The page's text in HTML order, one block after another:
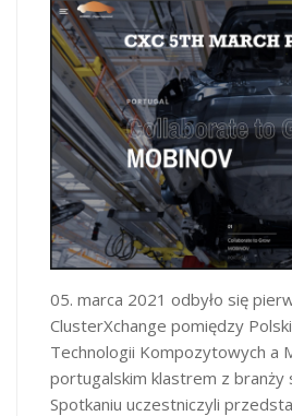
05. marca 2021 odbyło się
ClusterXchange pomiędzy
Technologii Kompozytowych a
portugalskim klastrem z branży
Spotkaniu uczestniczyli